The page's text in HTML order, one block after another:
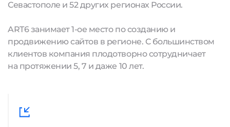
Севастополе и 52 других регионах России.
ART6 занимает 1-ое место по созданию и
продвижению сайтов в регионе. С большинством
клиентов компания плодотворно сотрудничает
на протяжении 5, 7 и даже 10 лет.